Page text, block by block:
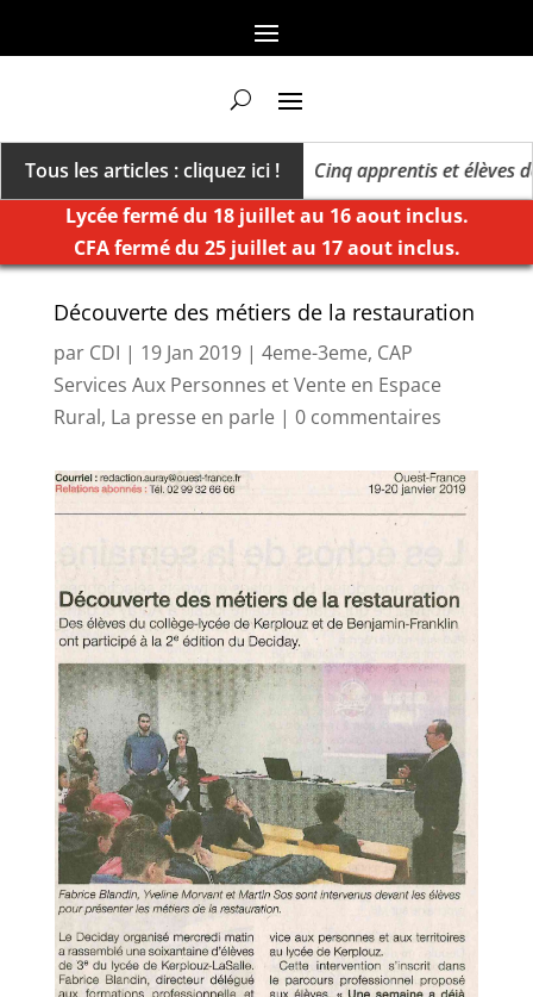
Tous les articles : cliquez ici !
un millésime des extrêmes »
Cinq apprentis et élèves de
Lycée fermé du 18 juillet au 16 aout inclus.
CFA fermé du 25 juillet au 17 aout inclus.
Découverte des métiers de la restauration
par CDI | 19 Jan 2019| 4eme-3eme, CAP
Services Aux Personnes et Vente en Espace
Rural, La presse en parle| 0 commentaires